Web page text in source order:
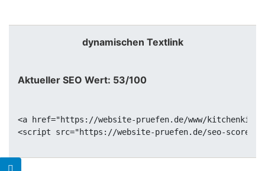
dynamischen Textlink
Aktueller SEO Wert: 53/100
<a href="https://website-pruefen.de/www/